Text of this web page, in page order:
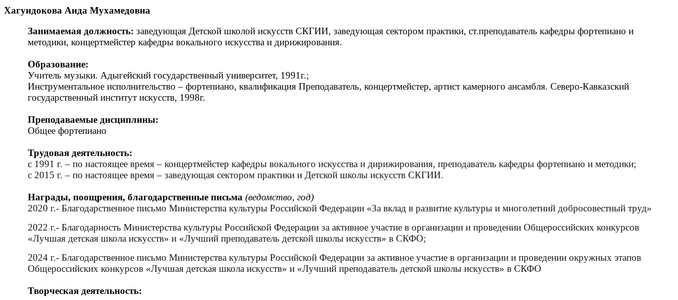
Хагундокова Аида Мухамедовна
Занимаемая должность: заведующая Детской школой искусств СКГИИ, заведующая сектором практики, ст.преподаватель кафедры фортепиано и
методики, концертмейстер кафедры вокального искусства и дирижирования.
Образование:
Учитель музыки. Адыгейский государственный университет, 1991г.;
Инструментальное исполнительство – фортепиано, квалификация Преподаватель, концертмейстер, артист камерного ансамбля. Северо-Кавказский
государственный институт искусств, 1998г.
Преподаваемые дисциплины:
Общее фортепиано
Трудовая деятельность:
с 1991 г. – по настоящее время – концертмейстер кафедры вокального искусства и дирижирования, преподаватель кафедры фортепиано и методики;
с 2015 г. – по настоящее время – заведующая сектором практики и Детской школы искусств СКГИИ.
Награды, поощрения, благодарственные письма(ведомство, год)
2020 г.- Благодарственное письмо Министерства культуры Российской Федерации «За вклад в развитие культуры и многолетний добросовестный труд»
2022 г.- Благодарность Министерства культуры Российской Федерации за активное участие в организации и проведении Общероссийских конкурсов
«Лучшая детская школа искусств» и «Лучший преподаватель детской школы искусств» в СКФО;
2024 г.- Благодарственное письмо Министерства культуры Российской Федерации за активное участие в организации и проведении окружных этапов
Общероссийских конкурсов «Лучшая детская школа искусств» и «Лучший преподаватель детской школы искусств» в СКФО
Творческая деятельность: